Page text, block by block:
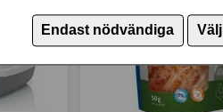
Endast nödvändiga Välj